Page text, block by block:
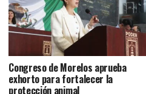
Congreso de Morelos aprueba
exhorto para fortalecer la
protección animal